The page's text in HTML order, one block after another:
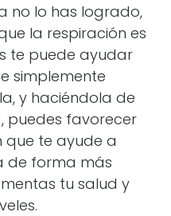
no lo has logrado,
la respiración es
te puede ayudar
simplemente
y haciéndola de
puedes favorecer
que te ayude a
de forma más
tu salud y